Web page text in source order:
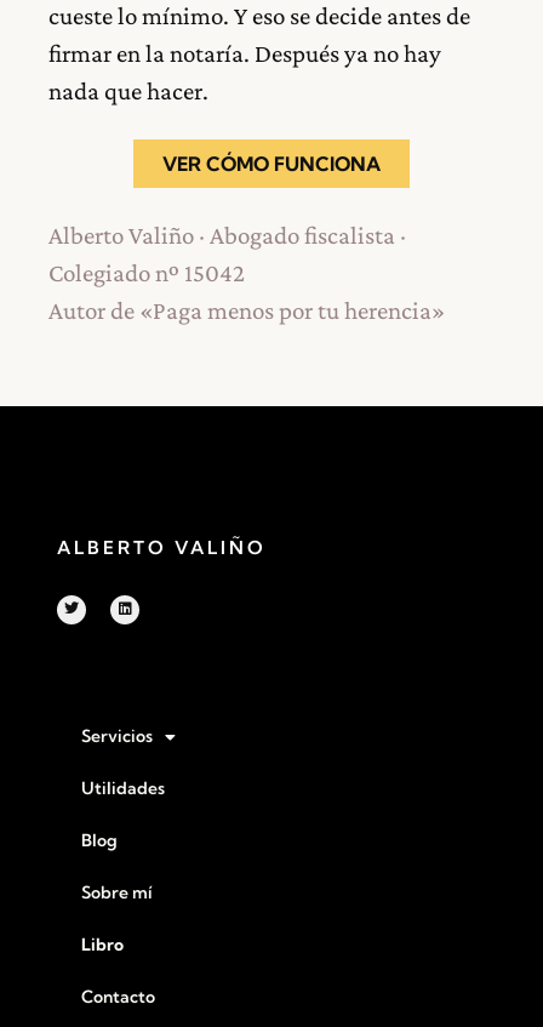
cueste lo mínimo. Y eso se decide antes de
firmar en la notaría. Después ya no hay
nada que hacer.
VER CÓMO FUNCIONA
Alberto Valiño · Abogado fiscalista ·
Colegiado nº 15042
Autor de «Paga menos por tu herencia»
ALBERTO VALIÑO
Servicios
Utilidades
Blog
Sobre mí
Libro
Contacto